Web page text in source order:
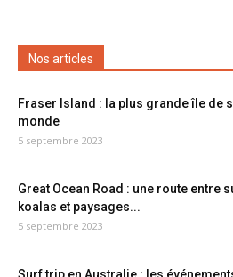
Nos articles
Fraser Island : la plus grande île de
monde
5 septembre 2023
Great Ocean Road : une route entre
koalas et paysages...
5 septembre 2023